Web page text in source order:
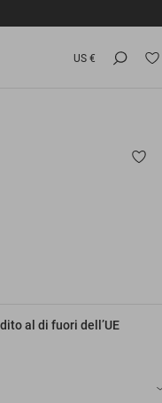
US €
al di fuori dell’UE